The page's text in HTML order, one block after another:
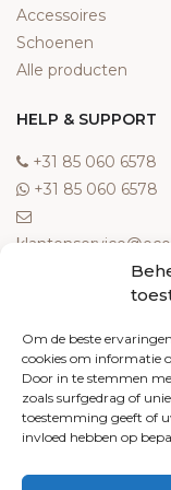
Om de beste
cookies om informatie
Door in te stemmen
zoals surfgedrag of
toestemming geeft of
invloed hebben op
Accessoires
Schoenen
Alle producten
HELP & SUPPORT
‎+31 85 060 6578
‎+31 85 060 6578
Meest gestelde
Contact
Algemene
Retourneren
Klachten
Privacy policy